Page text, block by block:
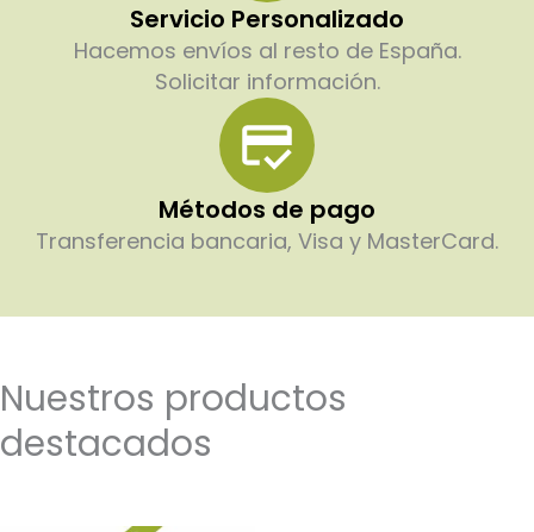
Servicio Personalizado
Hacemos envíos al resto de España.
Solicitar información.
Métodos de pago
Transferencia bancaria, Visa y MasterCard.
Nuestros productos
destacados